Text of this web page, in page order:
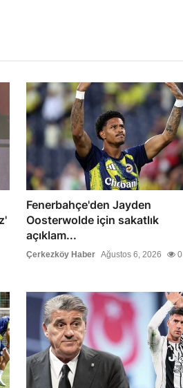
Fenerbahçe'den Jayden
Oosterwolde için sakatlık
açıklam...
Çerkezköy Haber Ağustos 6, 2026 0